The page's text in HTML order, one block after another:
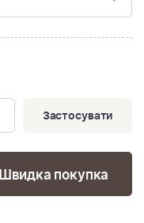
Застосувати
Швидка покупка